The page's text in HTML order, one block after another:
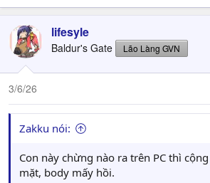
lifesyle
Baldur's Gate Lão Làng GVN
3/6/26
Zakku nói:
Con này chừng nào ra trên PC thì
mặt, body mấy hồi.